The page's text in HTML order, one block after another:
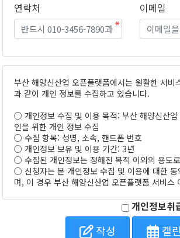
연락처 이메일
부산 해양신산업 오픈플랫폼에서는 원활한 서비
과 같이 개인 정보를 수집하고 있습니다.
○ 개인정보 수집 및 이용 목적: 부산 해양신산업
인을 위한 개인 정보 수집
○ 수집 항목: 성명, 소속, 핸드폰 번호
○ 개인정보 보유 및 이용 기간: 3년
○ 수집된 개인정보는 정해진 목적 이외의 용도
○ 신청자는 본 개인정보 수집 및 이용에 대한 동
며, 이 경우 부산 해양신산업 오픈플랫폼 서비스
개인정보취
작성
캘린